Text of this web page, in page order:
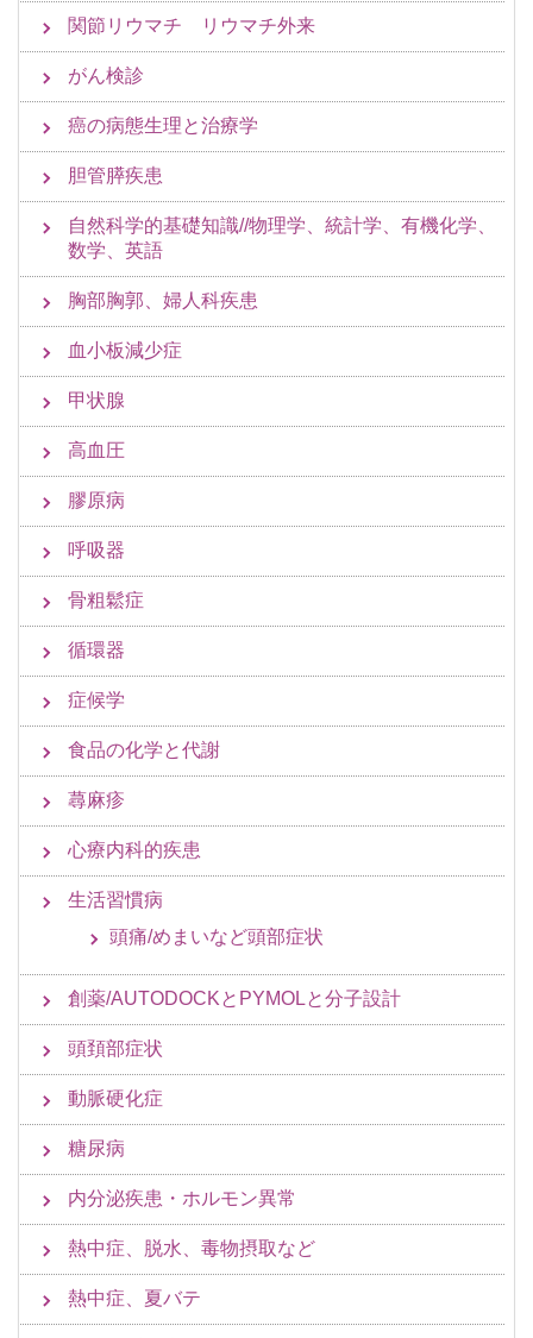
関節リウマチ リウマチ外来
がん検診
癌の病態生理と治療学
胆管膵疾患
自然科学的基礎知識//物理学、統計学、有機化学、
数学、英語
胸部胸郭、婦人科疾患
血小板減少症
甲状腺
高血圧
膠原病
呼吸器
骨粗鬆症
循環器
症候学
食品の化学と代謝
蕁麻疹
心療内科的疾患
生活習慣病
頭痛/めまいなど頭部症状
創薬/AUTODOCKとPYMOLと分子設計
頭頚部症状
動脈硬化症
糖尿病
内分泌疾患・ホルモン異常
熱中症、脱水、毒物摂取など
熱中症、夏バテ